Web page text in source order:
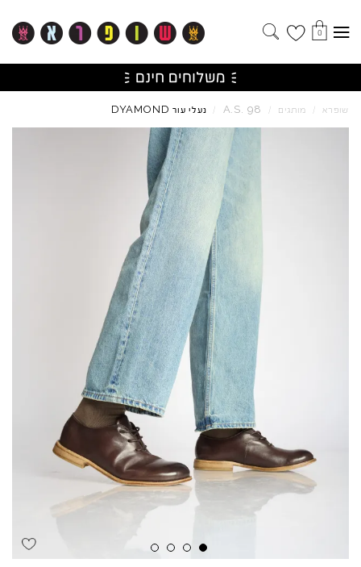
0
שופרא / מותגים /
A.S. 98
/ נעלי עור DYAMOND